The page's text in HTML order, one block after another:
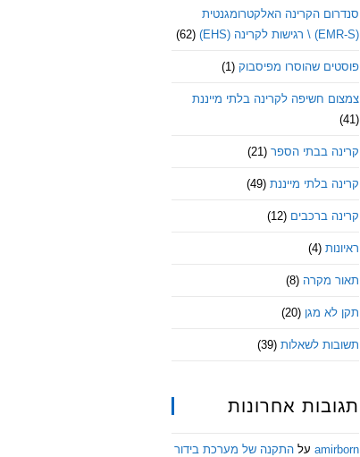
סנדרום הקרינה האלקטרומגנטית
(EMR-S) \ רגישות לקרינה (EHS)
(62)
פוסטים שהוסרו מפיסבוק (1)
צמצום חשיפה לקרינה בלתי מייננת
(41)
קרינה בבתי הספר (21)
קרינה בלתי מייננת (49)
קרינה ברכבים (12)
ראיונות (4)
תאור מקרה (8)
תקן לא מגן (20)
תשובות לשאלות (39)
תגובות אחרונות
amirborn על התקנה של מערכת בידור